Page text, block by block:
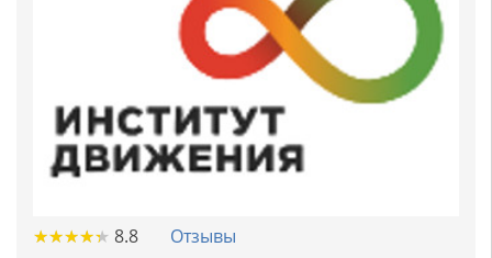
★★★★★
★★★★★ 8.8 Отзывы